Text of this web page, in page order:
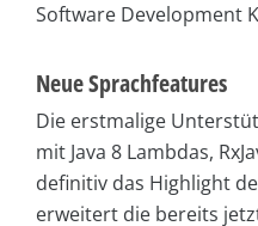
Software Development
Neue Sprachfeatures
Die erstmalige
mit Java 8 Lambdas,
definitiv das Highlight
erweitert die bereits